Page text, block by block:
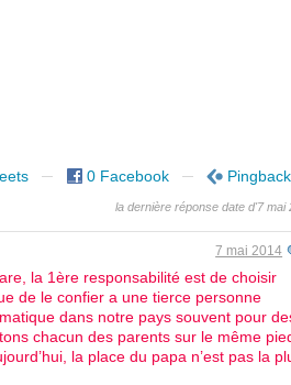
0 Facebook Pingback
la dernière réponse date d'7 mai
7 mai 2014
la 1ère responsabilité est de choisir
de le confier a une tierce personne
dans notre pays souvent pour
chacun des parents sur le même
la place du papa n’est pas la